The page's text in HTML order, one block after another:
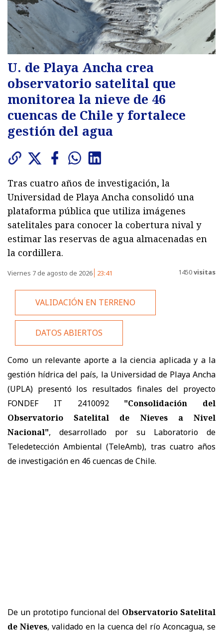
U. de Playa Ancha crea
observatorio satelital que
monitorea la nieve de 46
cuencas de Chile y fortalece
gestión del agua
Tras cuatro años de investigación, la
Universidad de Playa Ancha consolidó una
plataforma pública que utiliza imágenes
satelitales para conocer la cobertura nival y
estimar las reservas de agua almacenadas en
la cordillera.
Viernes 7 de agosto de 2026 23:41 1450visitas
VALIDACIÓN EN TERRENO
DATOS ABIERTOS
Como un relevante aporte a la ciencia aplicada y a la
gestión hídrica del país, la Universidad de Playa Ancha
(UPLA) presentó los resultados finales del proyecto
FONDEF IT 2410092
"Consolidación del
Observatorio Satelital de Nieves a Nivel
Nacional", desarrollado por su Laboratorio de
Teledetección Ambiental (TeleAmb), tras cuatro años
de investigación en 46 cuencas de Chile.
De un prototipo funcional del Observatorio Satelital
de Nieves, validado en la cuenca del río Aconcagua, se